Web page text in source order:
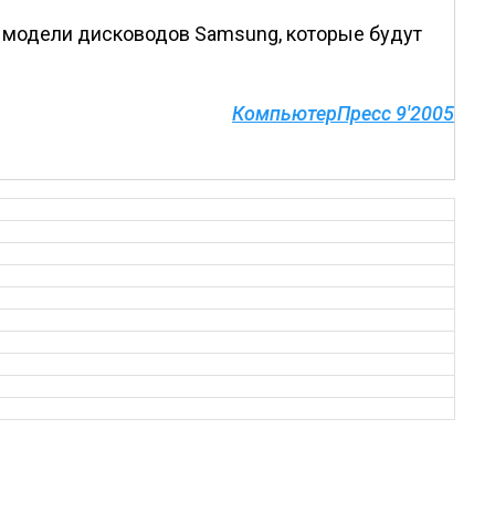
дисководов Samsung, которые будут
КомпьютерПресс 9'2005